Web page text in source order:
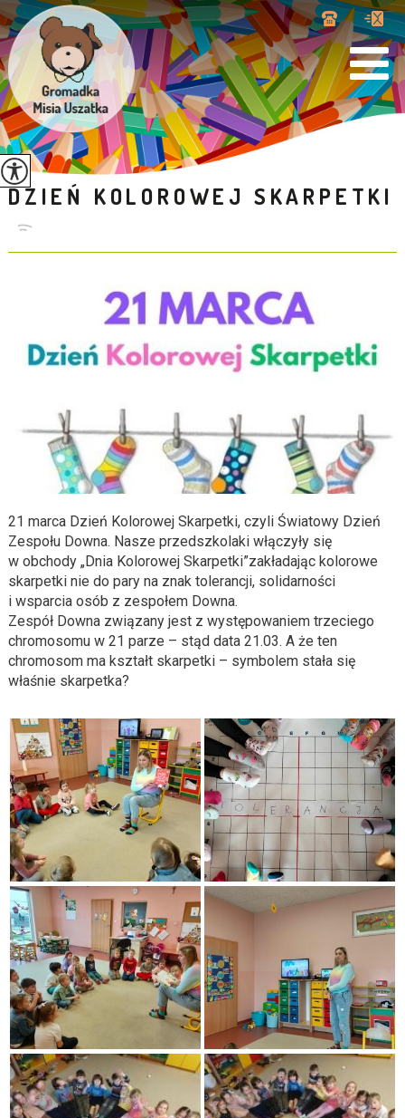
DZIEŃ KOLOROWEJ SKARPETKI
21 marca Dzień Kolorowej Skarpetki, czyli Światowy Dzień
Zespołu Downa. Nasze przedszkolaki włączyły się
w obchody „Dnia Kolorowej Skarpetki”zakładając kolorowe
skarpetki nie do pary na znak tolerancji, solidarności
i wsparcia osób z zespołem Downa.
Zespół Downa związany jest z występowaniem trzeciego
chromosomu w 21 parze – stąd data 21.03. A że ten
chromosom ma kształt skarpetki – symbolem stała się
właśnie skarpetka?